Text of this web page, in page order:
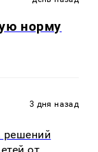
норму
3 дня назад
решений